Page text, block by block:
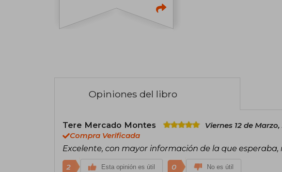
Opiniones del libro
Tere Mercado Montes
Viernes 12 de Marzo,
Compra Verificada
Excelente, con mayor información de la que esperaba,
2 Esta opinión es útil 0 No es útil